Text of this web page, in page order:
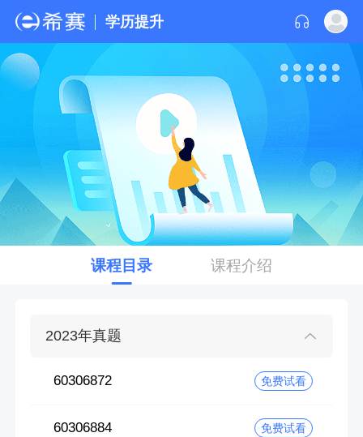
学历提升
课程目录 课程介绍
2023年真题
60306872 免费试看
60306884 免费试看